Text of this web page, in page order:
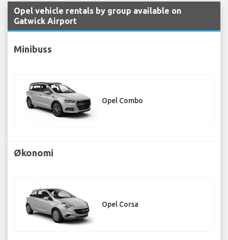
Opel vehicle rentals by group available on
Gatwick Airport
Minibuss
Opel Combo
Økonomi
Opel Corsa